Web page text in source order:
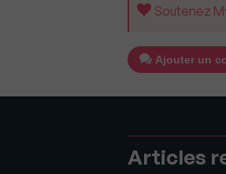
Soutenez
Ajouter un
Articles